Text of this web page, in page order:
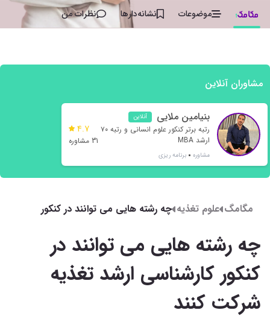
موضوعات نشانه‌دار‌ها نظرات من
مشاوران آنلاین
بنیامین ملایی آنلاین
رتبه برتر کنکور علوم انسانی و رتبه ۷۰
ارشد MBA
مشاوره برنامه ریزی
4.7
31 مشاوره
مگامگ علوم تغذیه چه رشته هایی می توانند در کنکور
چه رشته هایی می توانند در
کنکور کارشناسی ارشد تغذیه
شرکت کنند